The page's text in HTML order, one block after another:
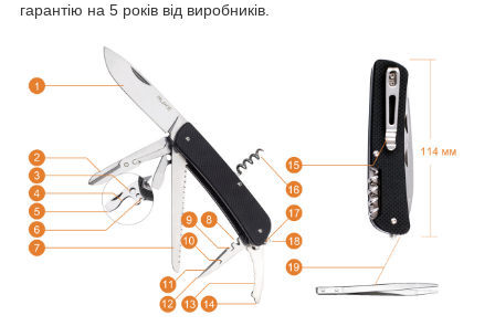
гарантію на 5 років від виробників.